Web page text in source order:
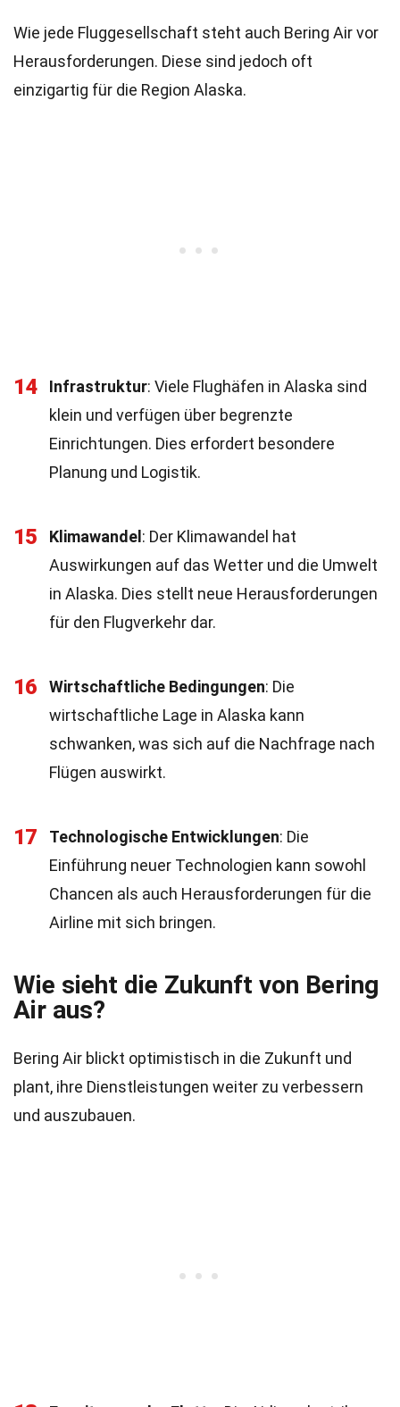
Wie jede Fluggesellschaft steht auch Bering Air vor
Herausforderungen. Diese sind jedoch oft
einzigartig für die Region Alaska.
14 Infrastruktur: Viele Flughäfen in Alaska sind
klein und verfügen über begrenzte
Einrichtungen. Dies erfordert besondere
Planung und Logistik.
15 Klimawandel : Der Klimawandel hat
Auswirkungen auf das Wetter und die Umwelt
in Alaska. Dies stellt neue Herausforderungen
für den Flugverkehr dar.
16 Wirtschaftliche Bedingungen: Die
wirtschaftliche Lage in Alaska kann
schwanken, was sich auf die Nachfrage nach
Flügen auswirkt.
17 Technologische Entwicklungen: Die
Einführung neuer Technologien kann sowohl
Chancen als auch Herausforderungen für die
Airline mit sich bringen.
Wie sieht die Zukunft von Bering
Air aus?
Bering Air blickt optimistisch in die Zukunft und
plant, ihre Dienstleistungen weiter zu verbessern
und auszubauen.